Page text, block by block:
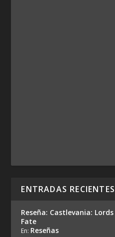
ENTRADAS
Reseña: Castlevania:
Fate
En: Reseñas